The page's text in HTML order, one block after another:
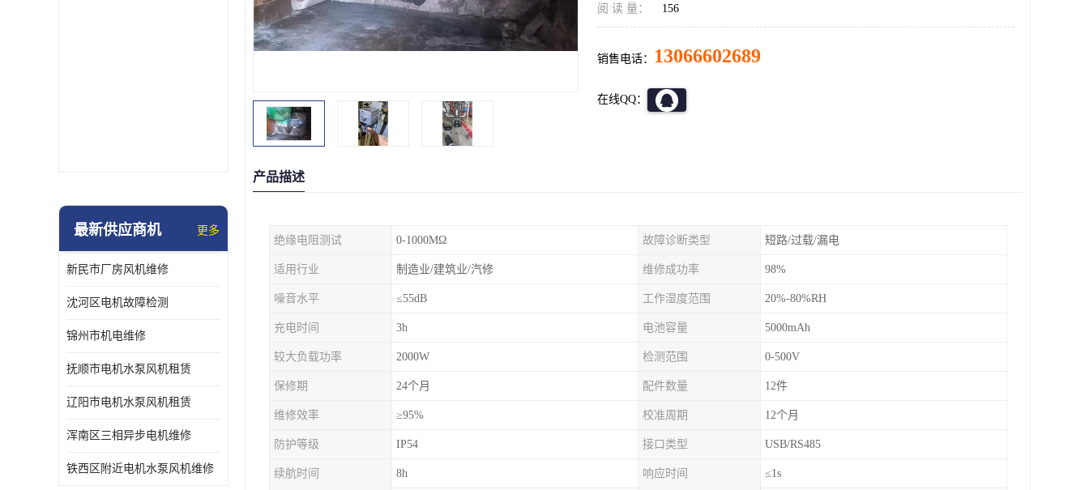
最新供应商机 更多
新民市厂房风机维修
沈河区电机故障检测
锦州市机电维修
抚顺市电机水泵风机租赁
辽阳市电机水泵风机租赁
浑南区三相异步电机维修
铁西区附近电机水泵风机维修
阅 读 量： 156
销售电话： 13066602689
在线QQ：
产品描述
绝缘电阻测试 0-1000MΩ 故障诊断类型 短路/过载/漏电
适用行业 制造业/建筑业/汽修 维修成功率 98%
噪音水平 ≤55dB 工作湿度范围 20%-80%RH
充电时间 3h 电池容量 5000mAh
较大负载功率 2000W 检测范围 0-500V
保修期 24个月 配件数量 12件
维修效率 ≥95% 校准周期 12个月
防护等级 IP54 接口类型 USB/RS485
续航时间 8h 响应时间 ≤1s